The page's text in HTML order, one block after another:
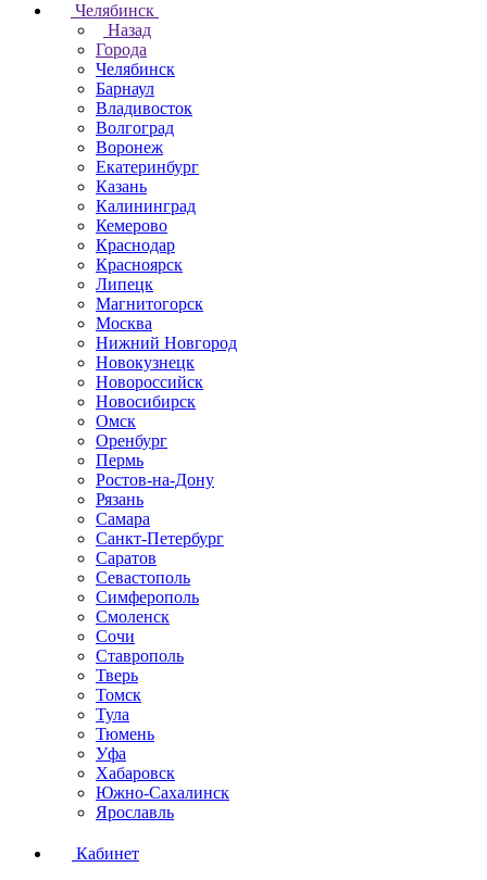
Челябинск
Назад
Города
Челябинск
Барнаул
Владивосток
Волгоград
Воронеж
Екатеринбург
Казань
Калининград
Кемерово
Краснодар
Красноярск
Липецк
Магнитогорск
Москва
Нижний Новгород
Новокузнецк
Новороссийск
Новосибирск
Омск
Оренбург
Пермь
Ростов-на-Дону
Рязань
Самара
Санкт-Петербург
Саратов
Севастополь
Симферополь
Смоленск
Сочи
Ставрополь
Тверь
Томск
Тула
Тюмень
Уфа
Хабаровск
Южно-Сахалинск
Ярославль
Кабинет